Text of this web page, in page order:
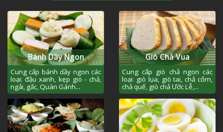
Bánh Dầy Ngon
Cung cấp bánh dầy ngon các
loại: đậu xanh, kẹp giò - chả,
ngải, gấc, Quán Gánh...
Giò Chả Vua
Cung cấp giò chả ngon các
loại: giò lụa, giò tai, chả cốm,
chả quế, giò chả Ước Lễ,...